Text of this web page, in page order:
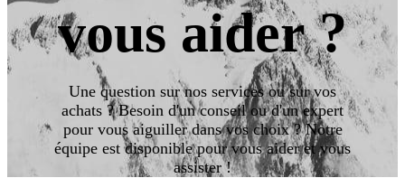
vous aider ?​
Une question sur nos services ou sur vos
achats ? Besoin d'un conseil ou d'un expert
pour vous aiguiller dans vos choix ? Notre
équipe est disponible pour vous aider et vous
assister !